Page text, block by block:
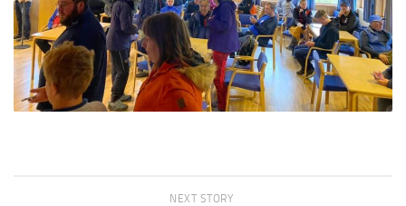
NEXT STORY